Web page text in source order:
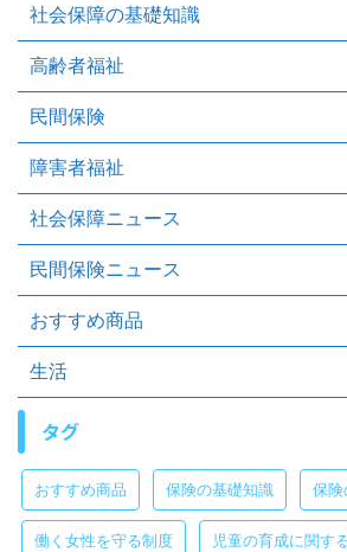
社会保障の基礎知識
高齢者福祉
民間保険
障害者福祉
社会保障ニュース
民間保険ニュース
おすすめ商品
生活
タグ
おすすめ商品 保険の基礎知識 保険
働く女性を守る制度 児童の育成に関す